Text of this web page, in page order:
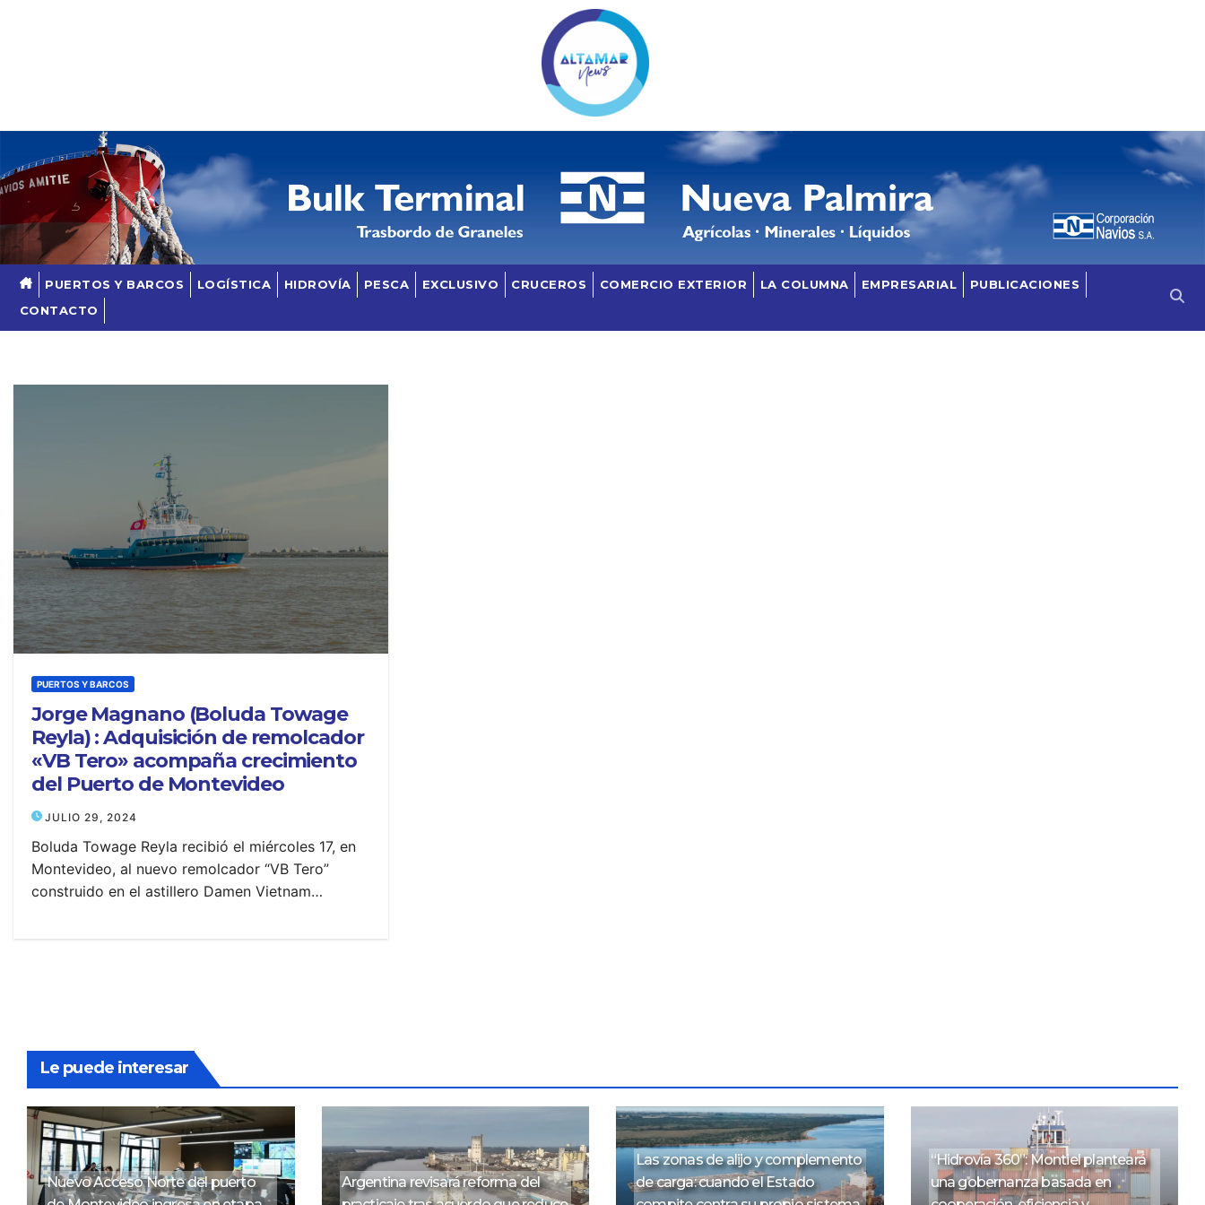
PUERTOS Y BARCOS LOGÍSTICA HIDROVÍA PESCA EXCLUSIVO CRUCEROS COMERCIO EXTERIOR LA COLUMNA EMPRESARIAL
PUBLICACIONES
CONTACTO
PUERTOS Y BARCOS
Jorge Magnano (Boluda Towage
Reyla) : Adquisición de remolcador
«VB Tero» acompaña crecimiento
del Puerto de Montevideo
JULIO 29, 2024
Boluda Towage Reyla recibió el miércoles 17, en
Montevideo, al nuevo remolcador “VB Tero”
construido en el astillero Damen Vietnam…
Le puede interesar
Nuevo Acceso Norte del puerto
Argentina revisará reforma del
Las zonas de alijo y complemento
de carga: cuando el Estado
“Hidrovía 360”: Montiel planteará
una gobernanza basada en